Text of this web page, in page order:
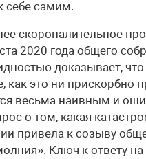
себе самим.
скоропалительное
2020 года общего
доказывает,
как это ни прискорбно
весьма наивным и
о том, какая
привела к созыву
Ключ к ответу на